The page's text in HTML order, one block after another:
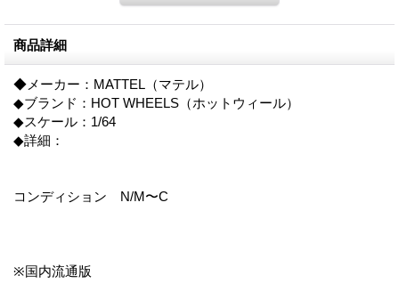
商品詳細
◆メーカー：MATTEL（マテル）
◆ブランド：HOT WHEELS（ホットウィール）
◆スケール：1/64
◆詳細：
コンディション N/M〜C
※国内流通版